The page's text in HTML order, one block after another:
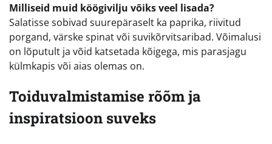
Milliseid muid köögivilju võiks veel lisada?
Salatisse sobivad suurepäraselt ka paprika, riivitud
porgand, värske spinat või suvikõrvitsaribad. Võimalusi
on lõputult ja võid katsetada kõigega, mis parasjagu
külmkapis või aias olemas on.
Toiduvalmistamise rõõm ja
inspiratsioon suveks